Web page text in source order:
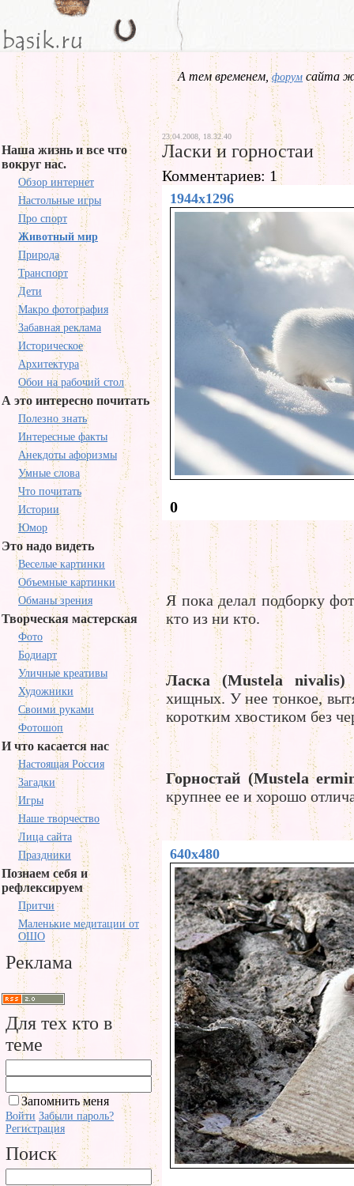
А тем временем,форум сайта
Наша жизнь и все что
вокруг нас.
Обзор интернет
Настольные игры
Про спорт
Животный мир
Природа
Транспорт
Дети
Макро фотография
Забавная реклама
Историческое
Архитектура
Обои на рабочий стол
А это интересно почитать
Полезно знать
Интересные факты
Анекдоты афоризмы
Умные слова
Что почитать
Истории
Юмор
Это надо видеть
Веселые картинки
Объемные картинки
Обманы зрения
Творческая мастерская
Фото
Бодиарт
Уличные креативы
Художники
Своими руками
Фотошоп
И что касается нас
Настоящая Россия
Загадки
Игры
Наше творчество
Лица сайта
Праздники
Познаем себя и
рефлексируем
Притчи
Маленькие медитации от
ОШО
Реклама
Для тех кто в
теме
Запомнить меня
Войти Забыли пароль?
Регистрация
Поиск
23.04.2008, 18.32.40
Ласки и горностаи
Комментариев: 1
1944x1296
0
Я пока делал подборку
кто из ни кто.
Ласка (Mustela nivalis)
хищных. У нее тонкое,
коротким хвостиком без
Горностай (Mustela
крупнее ее и хорошо
640x480